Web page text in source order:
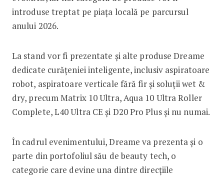
introduse treptat pe piața locală pe parcursul
anului 2026.
La stand vor fi prezentate și alte produse Dreame
dedicate curățeniei inteligente, inclusiv aspiratoare
robot, aspiratoare verticale fără fir și soluții wet &
dry, precum Matrix 10 Ultra, Aqua 10 Ultra Roller
Complete, L40 Ultra CE și D20 Pro Plus și nu numai.
În cadrul evenimentului, Dreame va prezenta și o
parte din portofoliul său de beauty tech, o
categorie care devine una dintre direcțiile